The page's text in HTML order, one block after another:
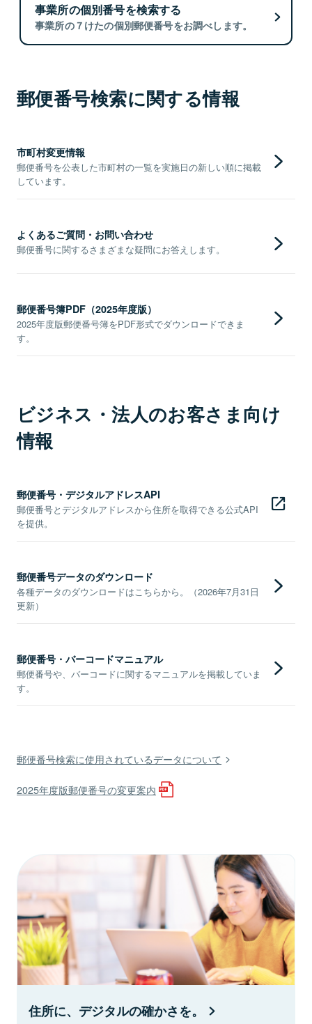
事業所の個別番号を検索する
事業所の７けたの個別郵便番号をお調べします。
郵便番号検索に関する情報
市町村変更情報
郵便番号を公表した市町村の一覧を実施日の新しい順に掲載
しています。
よくあるご質問・お問い合わせ
郵便番号に関するさまざまな疑問にお答えします。
郵便番号簿PDF（2025年度版）
2025年度版郵便番号簿をPDF形式でダウンロードできま
す。
ビジネス・法人のお客さま向け
情報
郵便番号・デジタルアドレスAPI
郵便番号とデジタルアドレスから住所を取得できる公式API
を提供。
郵便番号データのダウンロード
各種データのダウンロードはこちらから。（2026年7月31日
更新）
郵便番号・バーコードマニュアル
郵便番号や、バーコードに関するマニュアルを掲載していま
す。
郵便番号検索に使用されているデータについて
2025年度版郵便番号の変更案内
住所に、デジタルの確かさを。